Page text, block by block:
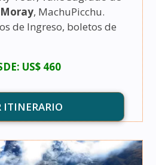
, MachuPicchu.
de Ingreso, boletos de
US$ 460
ITINERARIO